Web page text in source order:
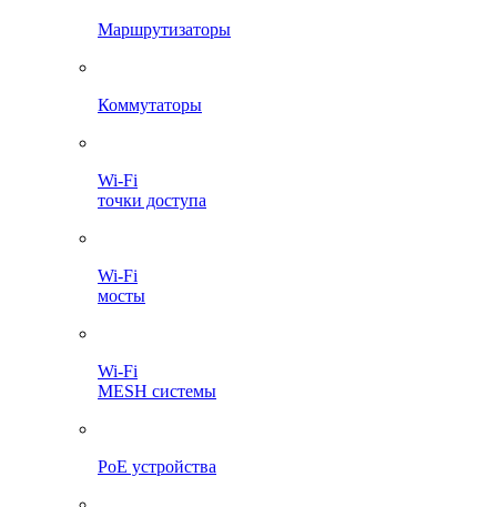
Маршрутизаторы
Коммутаторы
Wi-Fi
точки доступа
Wi-Fi
мосты
Wi-Fi
MESH системы
PoE устройства